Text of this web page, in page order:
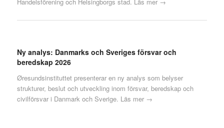
Ny analys: Danmarks och Sveriges försvar och
beredskap 2026
Øresundsinstituttet presenterar en ny analys som belyser
strukturer, beslut och utveckling inom försvar, beredskap och
civilförsvar i Danmark och Sverige. Läs mer →